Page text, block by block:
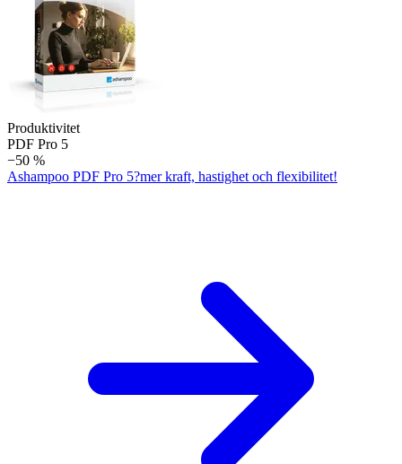
Produktivitet
PDF Pro 5
−50 %
Ashampoo PDF Pro 5?mer kraft, hastighet och flexibilitet!